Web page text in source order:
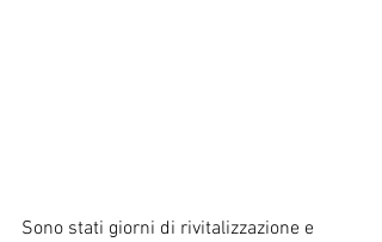
Sono stati giorni di rivitalizzazione e